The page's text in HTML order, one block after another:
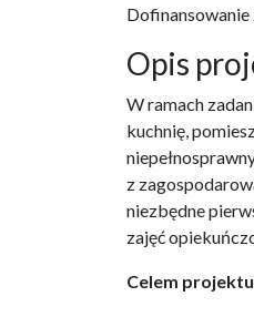
Opis
W ramach
kuchnię,
z
niezbędne
zajęć
Celem projektu